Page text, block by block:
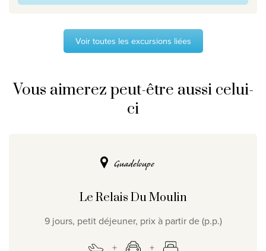
Voir toutes les excursions liées
Vous aimerez peut-être aussi celui-
ci
Guadeloupe
Le Relais Du Moulin
9 jours, petit déjeuner, prix à partir de (p.p.)